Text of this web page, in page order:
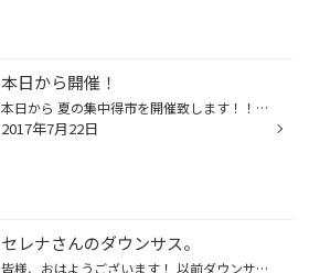
本日から開催！
本日から 夏の集中得市を開催致します！！ 夏の連休前に、車のコンディションを整えませんか？ まずは無料の安全点検、タイヤの空気圧点検からどうぞ（＊＾＾＊） #タイヤ館、タイヤ館厚木、ブリヂストン、タイヤ、直営店、神奈川県、厚木市、林、無料安全点検、空気圧点検、窒素点検、アルミ、オイ...
2017年7月22日
セレナさんのダウンサス。
皆様、おはようございます！ 以前ダウンサス交換をさせていただいたセレナさんのフラッシュ、できました♪ まずはフロントから↓ こちらはリア↓ 今回は【エスペリア】といったメーカーさんのダウンサスを取付けました。 全体的に車高が下がったかな？（＾＾＊） #エスペリア、ダウンサス、セレナＦＣ2...